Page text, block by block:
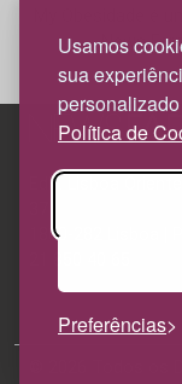
Usamos
sua
Política de
Preferências
News
Edif. Lisboa
1800-282 Lisboa |